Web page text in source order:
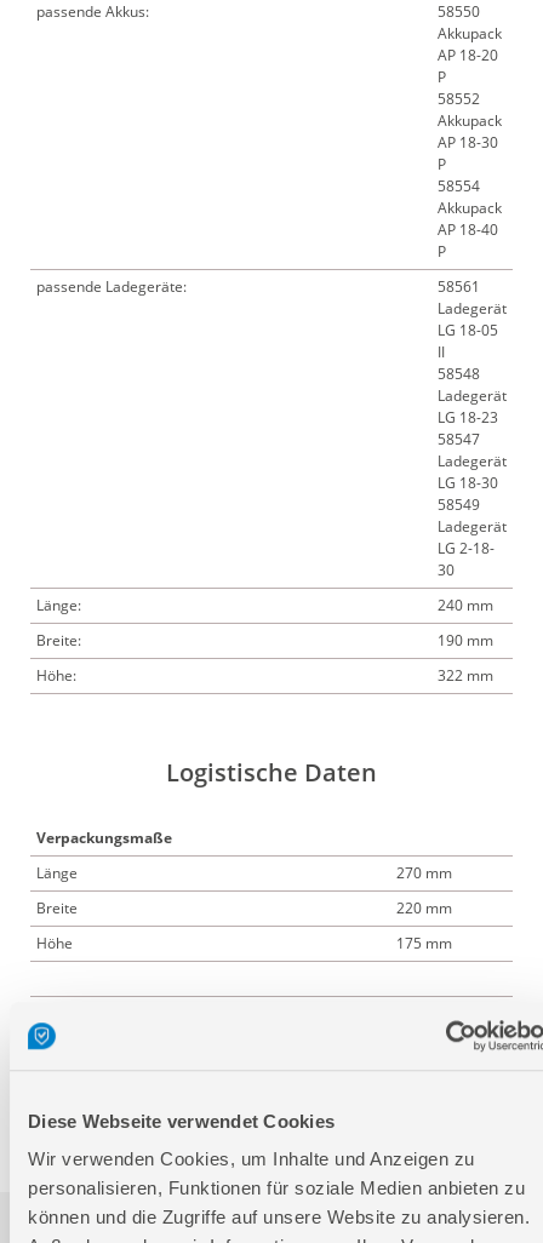
Diese Webseite verwendet Cookies
Wir verwenden Cookies, um Inhalte und Anzeigen zu
personalisieren, Funktionen für soziale Medien anbieten zu
können und die Zugriffe auf unsere Website zu analysieren.
passende Akkus:
58550
Akkupack
AP 18-20
P
58552
Akkupack
AP 18-30
P
58554
Akkupack
AP 18-40
P
passende Ladegeräte:
58561
Ladegerät
LG 18-05
II
58548
Ladegerät
LG 18-23
58547
Ladegerät
LG 18-30
58549
Ladegerät
LG 2-18-
30
Länge:
240 mm
Breite:
190 mm
Höhe:
322 mm
Logistische Daten
Verpackungsmaße
Länge
270 mm
Breite
220 mm
Höhe
175 mm
Bruttogewicht:
2,342 kg
Artikelnummer: